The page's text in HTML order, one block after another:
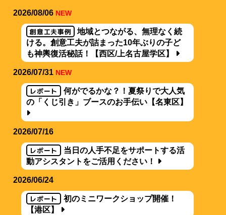
2026/08/06 NEW
創意工夫事例
地域とつながる、無理なく続
ける。創意工夫が詰まった10年ぶりの子ど
も神輿復活秘話！【西区/上名古屋学区】
2026/07/31 NEW
レポート
何がでるかな？！夏祭りで大人気
の「くじ引き」ブースのお手伝い【名東区】
2026/07/16
レポート
当日の人手不足をサポートする活
動アシスタントをご活用ください！
2026/06/24
レポート
初のミニワークショップ開催！
【港区】